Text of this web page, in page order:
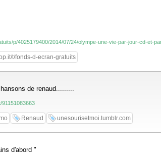
p/4025179400/2014/07/24/olympe-une-vie-par-jour-cd-et-
t/fonds-d-ecran-gratuits
de renaud.........
Renaud unesourisetmoi.tumblr.com
d'abord "